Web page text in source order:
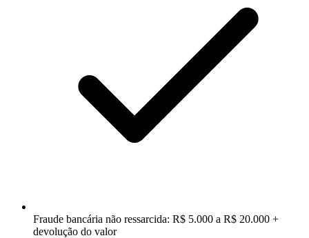
Fraude bancária não ressarcida: R$ 5.000 a R$ 20.000 +
devolução do valor